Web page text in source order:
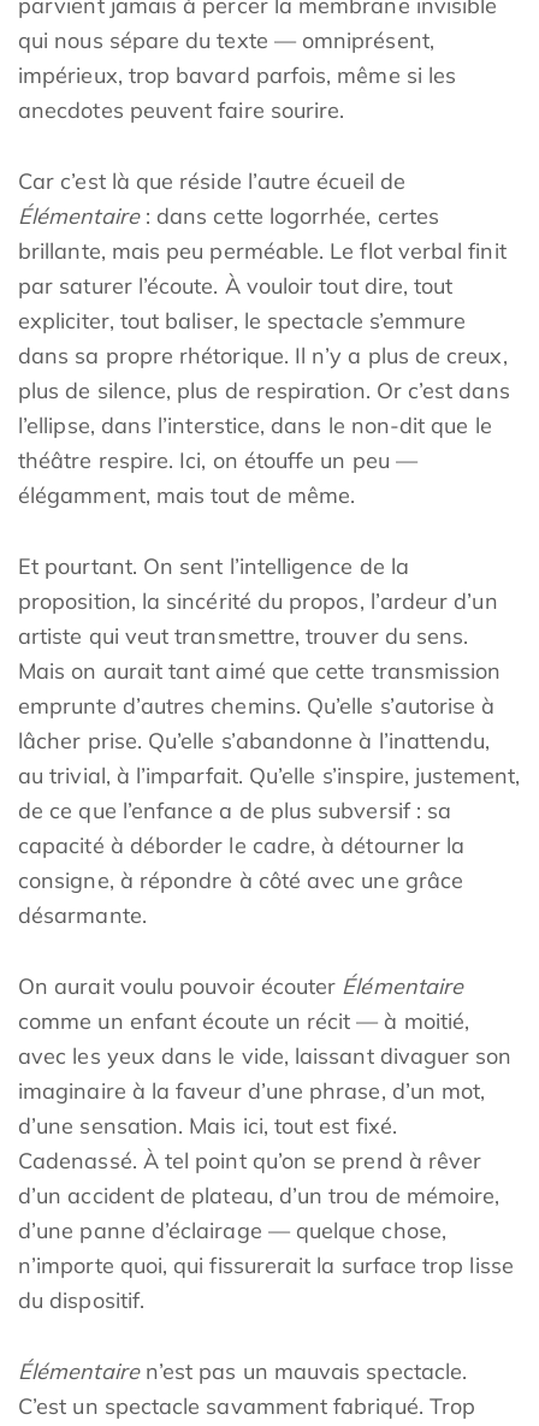
qui nous sépare du texte — omniprésent,
impérieux, trop bavard parfois, même si les
anecdotes peuvent faire sourire.
Car c’est là que réside l’autre écueil de
Élémentaire: dans cette logorrhée, certes
brillante, mais peu perméable. Le flot verbal finit
par saturer l’écoute. À vouloir tout dire, tout
expliciter, tout baliser, le spectacle s’emmure
dans sa propre rhétorique. Il n’y a plus de creux,
plus de silence, plus de respiration. Or c’est dans
l’ellipse, dans l’interstice, dans le non-dit que le
théâtre respire. Ici, on étouffe un peu —
élégamment, mais tout de même.
Et pourtant. On sent l’intelligence de la
proposition, la sincérité du propos, l’ardeur d’un
artiste qui veut transmettre, trouver du sens.
Mais on aurait tant aimé que cette transmission
emprunte d’autres chemins. Qu’elle s’autorise à
lâcher prise. Qu’elle s’abandonne à l’inattendu,
au trivial, à l’imparfait. Qu’elle s’inspire, justement,
de ce que l’enfance a de plus subversif : sa
capacité à déborder le cadre, à détourner la
consigne, à répondre à côté avec une grâce
désarmante.
On aurait voulu pouvoir écouter Élémentaire
comme un enfant écoute un récit — à moitié,
avec les yeux dans le vide, laissant divaguer son
imaginaire à la faveur d’une phrase, d’un mot,
d’une sensation. Mais ici, tout est fixé.
Cadenassé. À tel point qu’on se prend à rêver
d’un accident de plateau, d’un trou de mémoire,
d’une panne d’éclairage — quelque chose,
n’importe quoi, qui fissurerait la surface trop lisse
du dispositif.
Élémentairen’est pas un mauvais spectacle.
C’est un spectacle savamment fabriqué. Trop